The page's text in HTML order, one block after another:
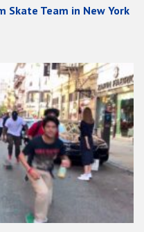
Skate Team in New York